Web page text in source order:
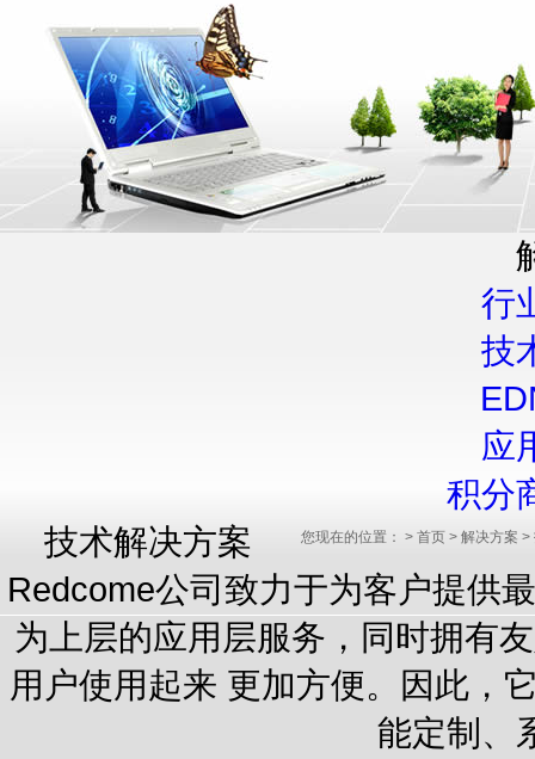
行
技
应
积分
您现在的位置： > 首页 > 解决方案 >
技术解决方案
Redcome公司致力于为客户提供
为上层的应用层服务，同时拥有
用户使用起来 更加方便。因此，
能定制、